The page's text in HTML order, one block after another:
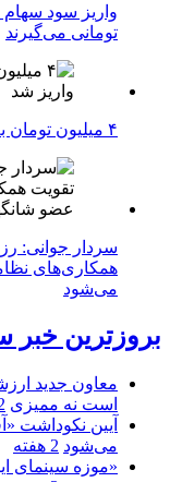
تومانی می‌گیرند
۴ میلیون تومان به حساب هر شهروند ایرانی واریز شد
همکاری‌های
می‌شود
بروزترین خبر
معاون جدید
است نه ممیزی 2
آیین نکوداشت
می‌شود 2 هفته
«موزه سینمای